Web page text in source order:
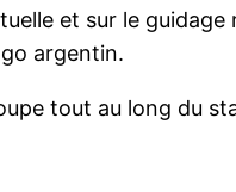
et sur le
argentin.
tout au long du